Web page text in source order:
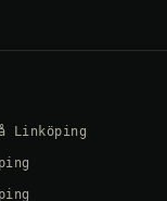
Linköping